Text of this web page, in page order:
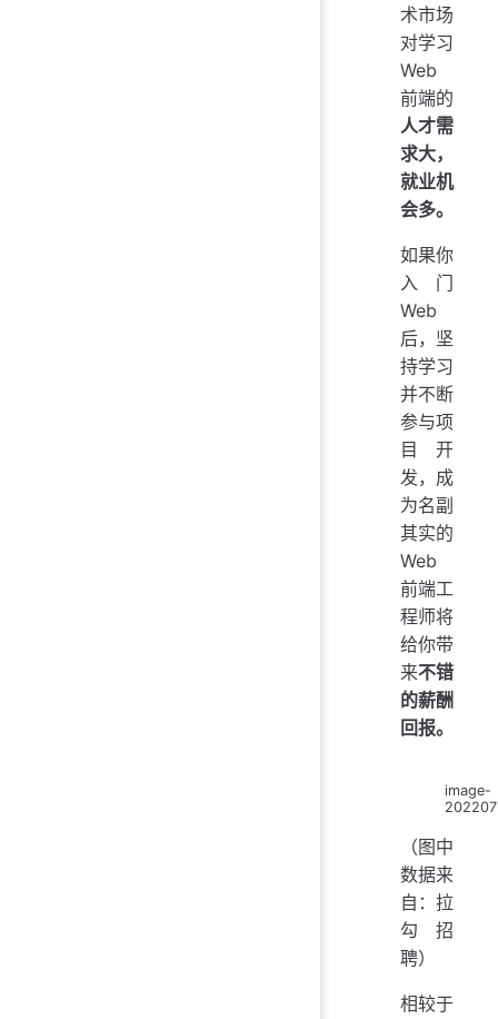
术市场
对学习
Web
前端的
人才需
求大，
就业机
会多。
如果你
入门
Web
后，坚
持学习
并不断
参与项
目开
发，成
为名副
其实的
Web
前端工
程师将
给你带
来不错
的薪酬
回报。
image-
（图中
数据来
自：拉
勾招
聘）
相较于